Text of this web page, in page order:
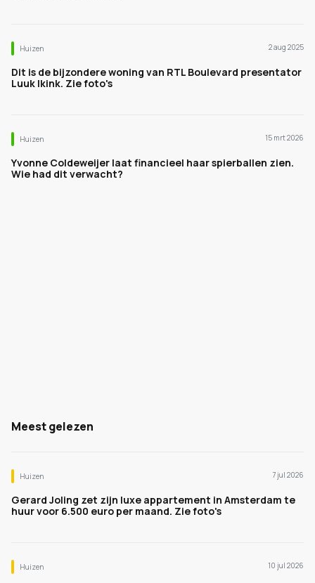
Huizen 2 aug 2025
Dit is de bijzondere woning van RTL Boulevard presentator
Luuk Ikink. Zie foto's
Huizen 15 mrt 2026
Yvonne Coldeweijer laat financieel haar spierballen zien.
Wie had dit verwacht?
Meest gelezen
Huizen 7 jul 2026
Gerard Joling zet zijn luxe appartement in Amsterdam te
huur voor 6.500 euro per maand. Zie foto's
Huizen 10 jul 2026